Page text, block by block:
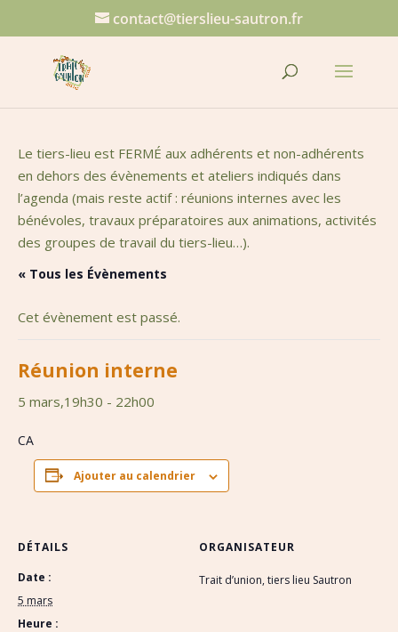
contact@tierslieu-sautron.fr
Le tiers-lieu est FERMÉ aux adhérents et non-adhérents
en dehors des évènements et ateliers indiqués dans
l’agenda (mais reste actif : réunions internes avec les
bénévoles, travaux préparatoires aux animations, activités
des groupes de travail du tiers-lieu…).
« Tous les Évènements
Cet évènement est passé.
Réunion interne
5 mars,19h30 - 22h00
CA
Ajouter au calendrier
DÉTAILS
Date :
5 mars
Heure :
ORGANISATEUR
Trait d’union, tiers lieu Sautron